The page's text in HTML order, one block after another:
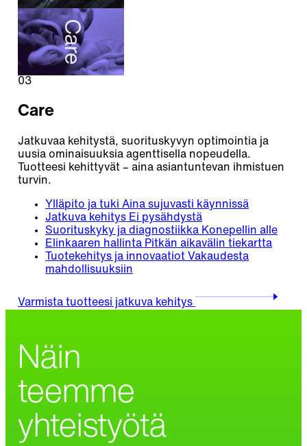
Care
03
Care
Jatkuvaa kehitystä, suorituskyvyn optimointia ja
uusia ominaisuuksia agenttisella nopeudella.
Tuotteesi kehittyvät – aina asiantuntevan ihmistuen
turvin.
Ylläpito ja tuki Aina sujuvasti käynnissä
Jatkuva kehitys Ei pysähdystä
Suorituskyky ja diagnostiikka Konepellin alle
Elinkaaren hallinta Pitkän aikavälin tiekartta
Tuotekehitys ja innovaatiot Vakaudesta
mahdollisuuksiin
Varmista tuotteesi jatkuva kehitys
Näin
teemme
yhteistyötä